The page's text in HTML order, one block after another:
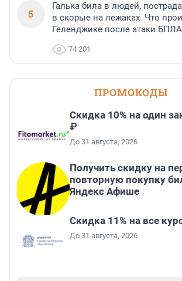
5
Галька била в людей,
в скорые на лежаках. Что
Геленджике после атаки БПЛА
74 201
ПРОМОКОДЫ
Скидка 10% на один
₽
До 31 августа, 2026
Получить скидку на
повторную покупку
Яндекс Афише
Скидка 11% на все
До 31 августа, 2026